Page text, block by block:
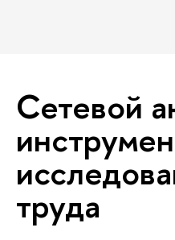
Сетевой
труда